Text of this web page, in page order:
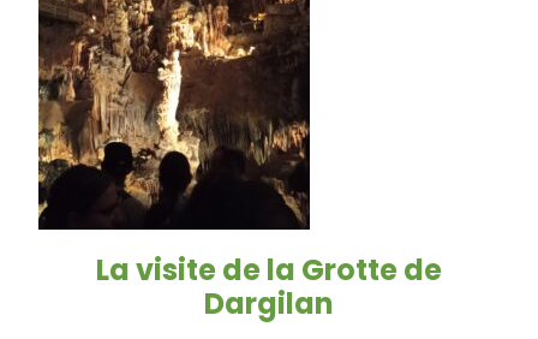
La visite de la Grotte de
Dargilan